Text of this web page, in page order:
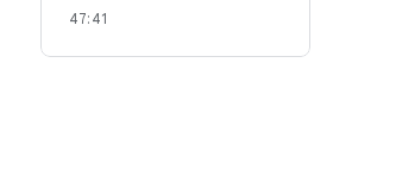
47:41